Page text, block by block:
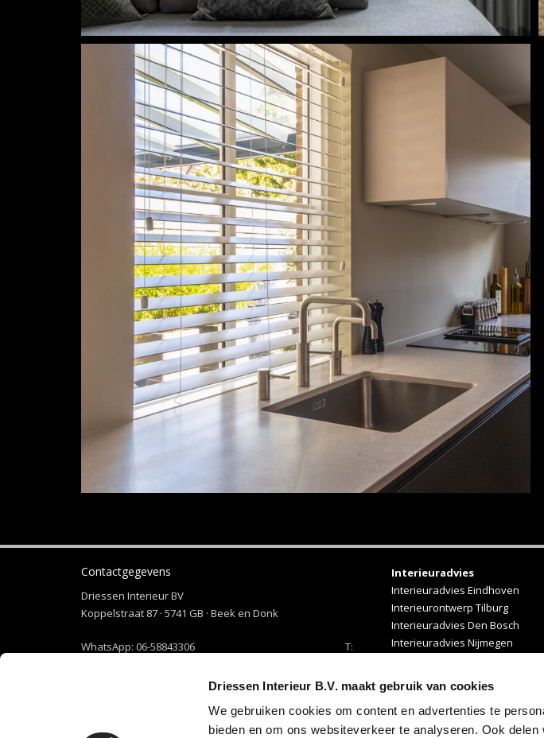
Driessen Interieur B.V. maakt gebruik van cookies
We gebruiken cookies om content en advertenties te
bieden en om ons websiteverkeer te analyseren. Ook
Contactgegevens
Driessen Interieur BV
Koppelstraat 87 · 5741 GB · Beek en Donk
WhatsApp: 06-58843306 T:
info@driessen-interieur.nl
Openen in Google Maps
Interieuradvies
Interieuradvies Eindhoven
Interieurontwerp Tilburg
Interieuradvies Den Bosch
Interieuradvies Nijmegen